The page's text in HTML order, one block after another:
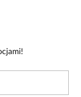
o tym
tylko